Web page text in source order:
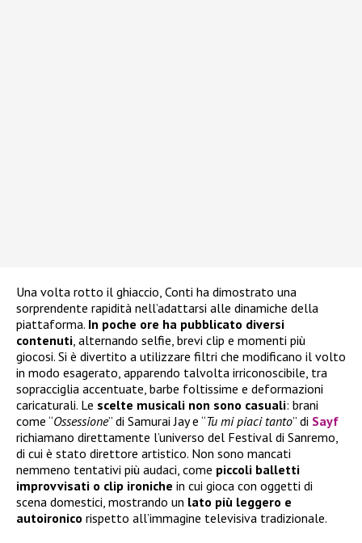
Una volta rotto il ghiaccio, Conti ha dimostrato una
sorprendente rapidità nell’adattarsi alle dinamiche della
piattaforma. In poche ore ha pubblicato diversi
contenuti , alternando selfie, brevi clip e momenti più
giocosi. Si è divertito a utilizzare filtri che modificano il volto
in modo esagerato, apparendo talvolta irriconoscibile, tra
sopracciglia accentuate, barbe foltissime e deformazioni
caricaturali. Le scelte musicali non sono casuali: brani
come “Ossessione” di Samurai Jay e “Tu mi piaci tanto” di Sayf
richiamano direttamente l’universo del Festival di Sanremo,
di cui è stato direttore artistico. Non sono mancati
nemmeno tentativi più audaci, come piccoli balletti
improvvisati o clip ironiche in cui gioca con oggetti di
scena domestici, mostrando un lato più leggero e
autoironico rispetto all’immagine televisiva tradizionale.